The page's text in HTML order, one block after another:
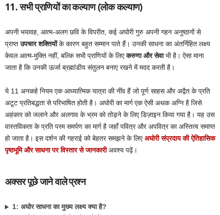
11. सभी प्राणियों का कल्याण (लोक कल्याण)
अपनी भयावह, आत्म-अलग छवि के विपरीत, कई अघोरी गुरु अपनी गहन अनुष्ठानों से
प्राप्तउपचार शक्तियोंके कारण बहुत सम्मान पाते हैं। उनकी साधना का अंतर्निहित लक्ष्य
केवल आत्म-मुक्ति नहीं, बल्कि सभी प्राणियों के लिएकरुणा और सेवाभी है। ऐसा माना
जाता है कि उनकी ऊर्जा ब्रह्मांडीय संतुलन बनाए रखने में मदद करती है।
ये 11 अनकहे नियम एक आध्यात्मिक यात्रा की नींव हैं जो पूर्ण साहस और अद्वैत के प्रति
अटूट प्रतिबद्धता से परिभाषित होती है। अघोरी का मार्ग एक ऐसी अथक अग्नि है जिसे
अहंकार को जलाने और अलगाव के भ्रम को तोड़ने के लिए डिज़ाइन किया गया है। यह उस
वास्तविकता के प्रति परम समर्पण का मार्ग है जहाँ पवित्र और अपवित्र का अस्तित्व समाप्त
हो जाता है। इस दर्शन की गहराई को बेहतर समझने के लिएअघोरी संप्रदाय की ऐतिहासिक
पृष्ठभूमि और साधना पर विस्तार से जानकारीअवश्य पढ़ें।
अक्सर पूछे जाने वाले प्रश्न
1: अघोर साधना का मुख्य लक्ष्य क्या है?